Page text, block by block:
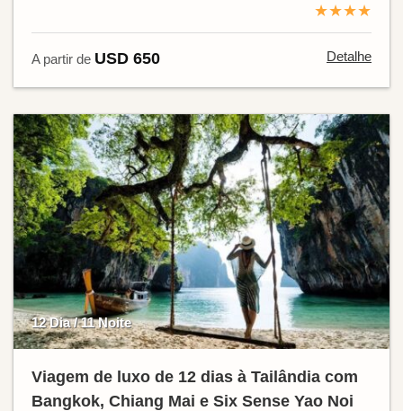
★★★★
A partir de USD 650 Detalhe
12 Dia / 11 Noite
Viagem de luxo de 12 dias à Tailândia com
Bangkok, Chiang Mai e Six Sense Yao Noi